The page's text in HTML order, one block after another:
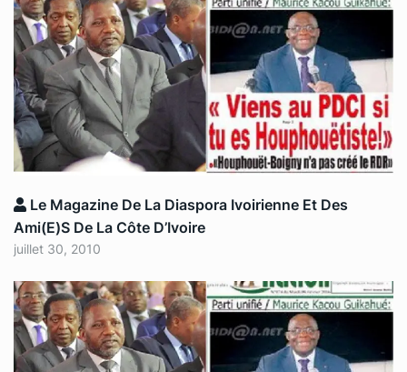
Le Magazine De La Diaspora Ivoirienne Et Des
Ami(e)s De La Côte D’Ivoire
juillet 30, 2010